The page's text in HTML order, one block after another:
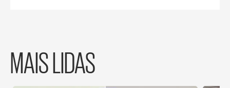
MAIS LIDAS